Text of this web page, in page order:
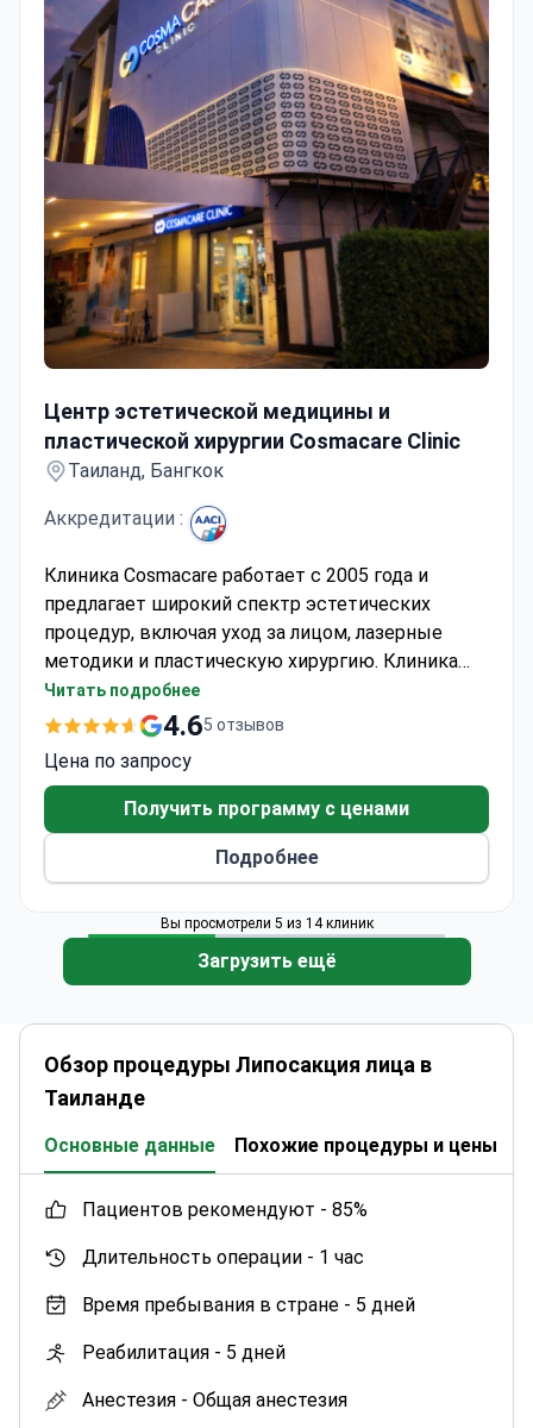
Центр эстетической медицины и
пластической хирургии Cosmacare Clinic
Таиланд, Бангкок
Аккредитации :
Клиника Cosmacare работает с 2005 года и
предлагает широкий спектр эстетических
процедур, включая уход за лицом, лазерные
методики и пластическую хирургию. Клиника
уделяет особое внимание индивидуальному
подходу, современным технологиям и
обеспечивая комфорт пациентов на всех этапах
Читать подробнее
4.65 отзывов
Цена по запросу
Получить программу с ценами
Подробнее
Вы просмотрели 5 из 14 клиник
Загрузить ещё
Обзор процедуры Липосакция лица в
Таиланде
Основные данные Похожие процедуры и цены
пациентов рекомендуют - 85%
Длительность операции - 1 час
Время пребывания в стране - 5 дней
Реабилитация - 5 дней
Анестезия - Общая анестезия